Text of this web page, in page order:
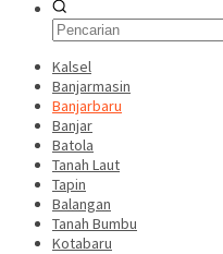
Kalsel
Banjarmasin
Banjarbaru
Banjar
Batola
Tanah Laut
Tapin
Balangan
Tanah Bumbu
Kotabaru